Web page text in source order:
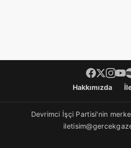
Footer menüHakkımızda
Devrimci İşçi Partisi'nin